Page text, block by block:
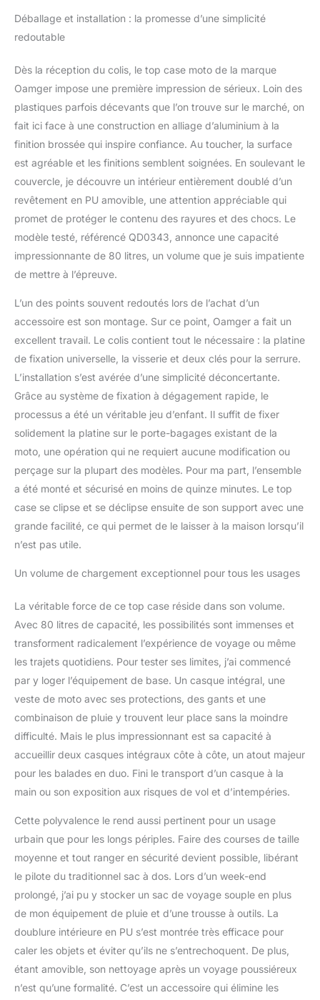
Motoes et Maxi
du matériel d'équitation
gants, etc., et peut
également transporter
des vêtements et des
chaussures. Il convient
aux voyages longue
distance ou à une
utilisation quotidienne.
Équipé d'une conception
de verrouillage de
sécurité pour empêcher
efficacement le vol et
vos objets de valeur.
Excellentes
: fabriqué en alliage
d'aluminium, il présente
une excellente résistance
garantissant que vos
articles sont protégés de
la pluie et de la
poussière. L'intérieur est
équipé d'une doublure
amovible en coton
isolant PU, qui non
seulement offre une
protection d'amorti
également facile à
nettoyer, garantissant la
conception humanisée
la commodité : les quatre
coins de la valise sont
équipés de housses
antichute, ce qui
empêche efficacement
d'endommager la valise
en cas de chute
verrou à ressort anti-
effraction est inclus pour
plus de sécurité. Les
bandes réfléchissantes
pour la conduite de nuit
augmentent la visibilité
de la moto et améliorent
la sécurité de la conduite
de nuit. Facile à retirer et
à installer : la valise est
conçue avec des fentes
à dégagement rapide, qui
peuvent être rapidement
alignées et verrouillées
avec la position de
dégagement rapide sur le
processus d'installation
Déballage et installation : la promesse d’une simplicité
redoutable
Dès la réception du colis, le top case moto de la marque
Oamger impose une première impression de sérieux. Loin des
plastiques parfois décevants que l’on trouve sur le marché, on
fait ici face à une construction en alliage d’aluminium à la
finition brossée qui inspire confiance. Au toucher, la surface
est agréable et les finitions semblent soignées. En soulevant le
couvercle, je découvre un intérieur entièrement doublé d’un
revêtement en PU amovible, une attention appréciable qui
promet de protéger le contenu des rayures et des chocs. Le
modèle testé, référencé QD0343, annonce une capacité
impressionnante de 80 litres, un volume que je suis impatiente
de mettre à l’épreuve.
L’un des points souvent redoutés lors de l’achat d’un
accessoire est son montage. Sur ce point, Oamger a fait un
excellent travail. Le colis contient tout le nécessaire : la platine
de fixation universelle, la visserie et deux clés pour la serrure.
L’installation s’est avérée d’une simplicité déconcertante.
Grâce au système de fixation à dégagement rapide, le
processus a été un véritable jeu d’enfant. Il suffit de fixer
solidement la platine sur le porte-bagages existant de la
moto, une opération qui ne requiert aucune modification ou
perçage sur la plupart des modèles. Pour ma part, l’ensemble
a été monté et sécurisé en moins de quinze minutes. Le top
case se clipse et se déclipse ensuite de son support avec une
grande facilité, ce qui permet de le laisser à la maison lorsqu’il
n’est pas utile.
Un volume de chargement exceptionnel pour tous les usages
La véritable force de ce top case réside dans son volume.
Avec 80 litres de capacité, les possibilités sont immenses et
transforment radicalement l’expérience de voyage ou même
les trajets quotidiens. Pour tester ses limites, j’ai commencé
par y loger l’équipement de base. Un casque intégral, une
veste de moto avec ses protections, des gants et une
combinaison de pluie y trouvent leur place sans la moindre
difficulté. Mais le plus impressionnant est sa capacité à
accueillir deux casques intégraux côte à côte, un atout majeur
pour les balades en duo. Fini le transport d’un casque à la
main ou son exposition aux risques de vol et d’intempéries.
Cette polyvalence le rend aussi pertinent pour un usage
urbain que pour les longs périples. Faire des courses de taille
moyenne et tout ranger en sécurité devient possible, libérant
le pilote du traditionnel sac à dos. Lors d’un week-end
prolongé, j’ai pu y stocker un sac de voyage souple en plus
de mon équipement de pluie et d’une trousse à outils. La
doublure intérieure en PU s’est montrée très efficace pour
caler les objets et éviter qu’ils ne s’entrechoquent. De plus,
étant amovible, son nettoyage après un voyage poussiéreux
n’est qu’une formalité. C’est un accessoire qui élimine les